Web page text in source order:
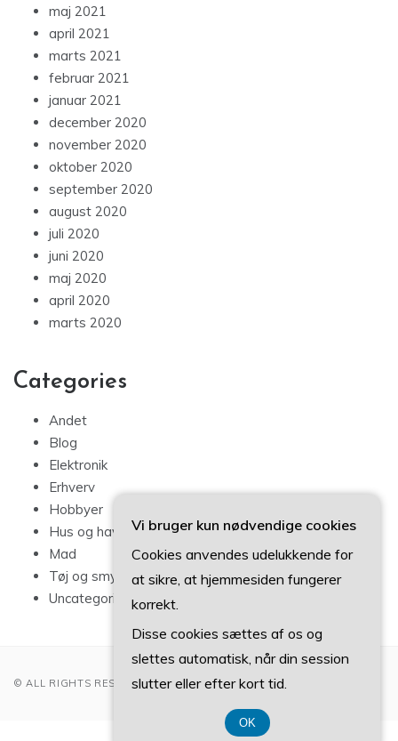
maj 2021
april 2021
marts 2021
februar 2021
januar 2021
december 2020
november 2020
oktober 2020
september 2020
august 2020
juli 2020
juni 2020
maj 2020
april 2020
marts 2020
Categories
Andet
Blog
Elektronik
Erhverv
Hobbyer
Hus og have
Mad
Tøj og smykker
Uncategorized
© ALL RIGHTS RESERVED 2022
Vi bruger kun nødvendige cookies
Cookies anvendes udelukkende for
at sikre, at hjemmesiden fungerer
korrekt.
Disse cookies sættes af os og
slettes automatisk, når din session
slutter eller efter kort tid.
OK